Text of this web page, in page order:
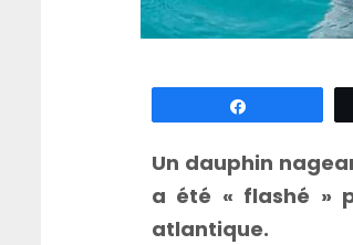
Un dauphin
a été « flashé »
atlantique.